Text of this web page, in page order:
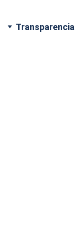
Transparencia